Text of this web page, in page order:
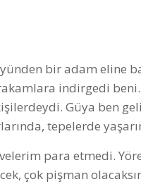
bir adam eline
indirgedi
Güya ben
tepelerde
para etmedi.
çok pişman